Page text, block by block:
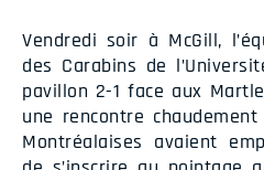
Vendredi soir à McGill,
des Carabins de
pavillon 2-1 face aux
une rencontre
Montréalaises avaient